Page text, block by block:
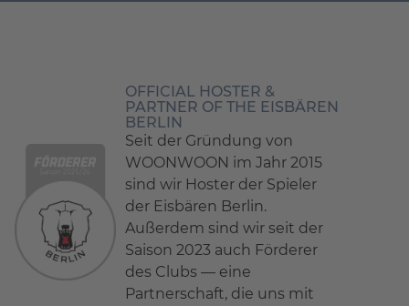
OFFICIAL HOSTER &
PARTNER OF THE EISBÄREN
BERLIN
Seit der Gründung von
WOONWOON im Jahr 2015
sind wir Hoster der Spieler
der Eisbären Berlin.
Außerdem sind wir seit der
Saison 2023 auch Förderer
des Clubs — eine
Partnerschaft, die uns mit